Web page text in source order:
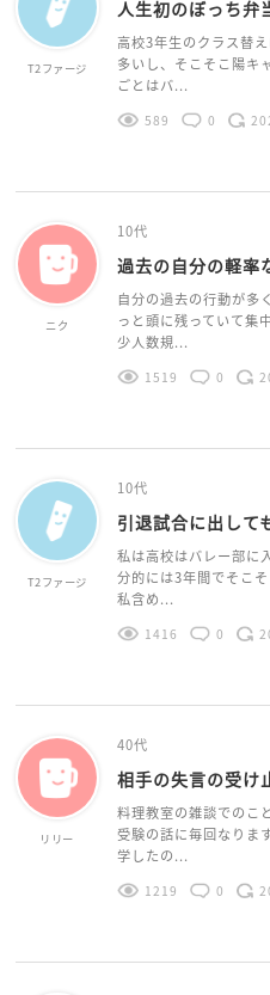
T2ファージ
人生初のぼっち弁
高校3年生のクラス替
多いし、そこそこ陽キ
ごとはバ...
589 0
ニク
10代
過去の自分の軽率
自分の過去の行動が多
っと頭に残っていて集
少人数規...
1519 0
T2ファージ
10代
引退試合に出して
私は高校はバレー部に
分的には3年間でそこ
私含め...
1416 0
リリー
40代
相手の失言の受け
料理教室の雑談でのこ
受験の話に毎回なりま
学したの...
1219 0